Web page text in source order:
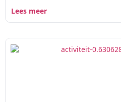
Lees meer